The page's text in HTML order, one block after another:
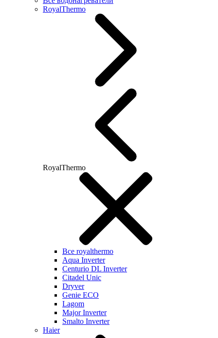
RoyalThermo
RoyalThermo
Все royalthermo
Aqua Inverter
Centurio DL Inverter
Citadel Unic
Dryver
Genie ECO
Lagom
Major Inverter
Smalto Inverter
Haier